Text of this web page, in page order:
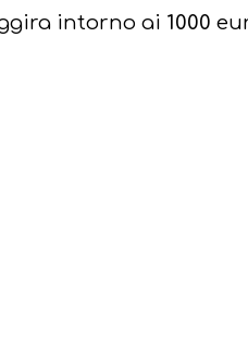
intorno ai 1000